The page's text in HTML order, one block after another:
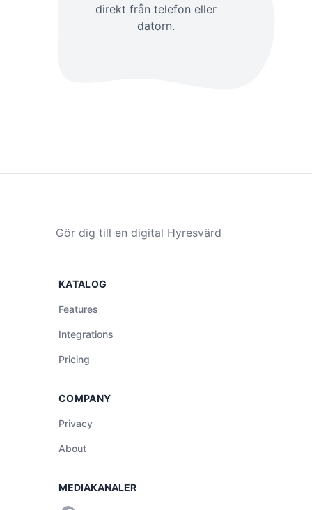
direkt från telefon eller
datorn.
Gör dig till en digital Hyresvärd
KATALOG
Features
Integrations
Pricing
COMPANY
Privacy
About
MEDIAKANALER